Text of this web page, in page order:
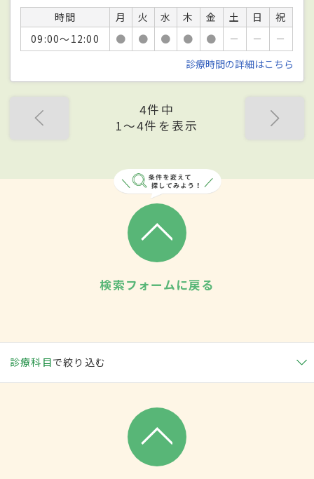
時間 月 火 水 木 金 土 日
祝
09:00～12:00
● ● ● ● ● － －
－
診療時間の詳細はこちら
4件中
1〜4件を表示
検索フォームに戻る
診療科目で絞り込む